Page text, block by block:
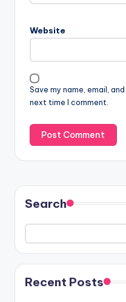
Website
Save my name, email,
next time I comment.
Search
Recent Posts